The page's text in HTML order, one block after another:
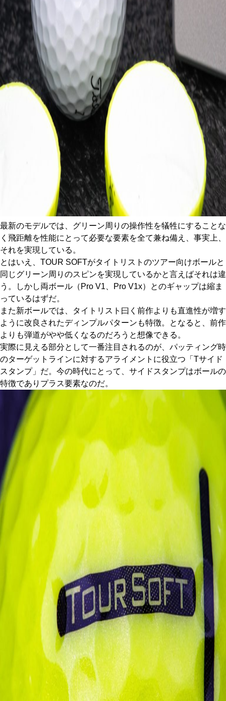
最新のモデルでは、グリーン周りの操作性を犠牲にすることな
く飛距離を性能にとって必要な要素を全て兼ね備え、事実上、
それを実現している。
とはいえ、TOUR SOFTがタイトリストのツアー向けボールと
同じグリーン周りのスピンを実現しているかと言えばそれは違
う。しかし両ボール（Pro V1、Pro V1x）とのギャップは縮ま
っているはずだ。
また新ボールでは、タイトリスト曰く前作よりも直進性が増す
ように改良されたディンプルパターンも特徴。となると、前作
よりも弾道がやや低くなるのだろうと想像できる。
実際に見える部分として一番注目されるのが、パッティング時
のターゲットラインに対するアライメントに役立つ「Tサイド
スタンプ」だ。今の時代にとって、サイドスタンプはボールの
特徴でありプラス要素なのだ。